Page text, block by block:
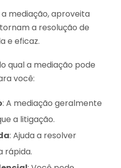
mediação, aproveita
a resolução de
e eficaz.
qual a mediação pode
você:
: A mediação geralmente
a litigação.
: Ajuda a resolver
rápida.